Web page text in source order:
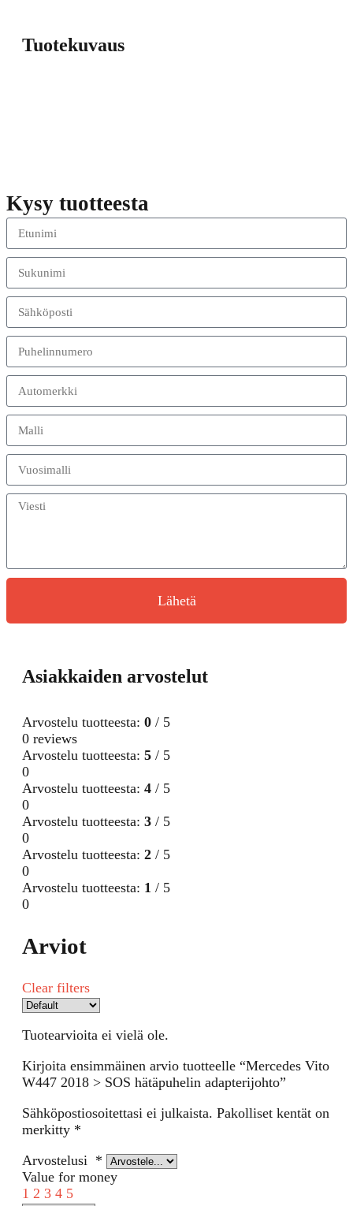
Tuotekuvaus
Kysy tuotteesta
Lähetä
Asiakkaiden arvostelut
Arvostelu tuotteesta: 0 / 5
0 reviews
Arvostelu tuotteesta: 5 / 5
0
Arvostelu tuotteesta: 4 / 5
0
Arvostelu tuotteesta: 3 / 5
0
Arvostelu tuotteesta: 2 / 5
0
Arvostelu tuotteesta: 1 / 5
0
Arviot
Clear filters
Tuotearvioita ei vielä ole.
Kirjoita ensimmäinen arvio tuotteelle “Mercedes Vito
W447 2018 > SOS hätäpuhelin adapterijohto”
Sähköpostiosoitettasi ei julkaista. Pakolliset kentät on
merkitty *
Arvostelusi *
Value for money
1 2 3 4 5